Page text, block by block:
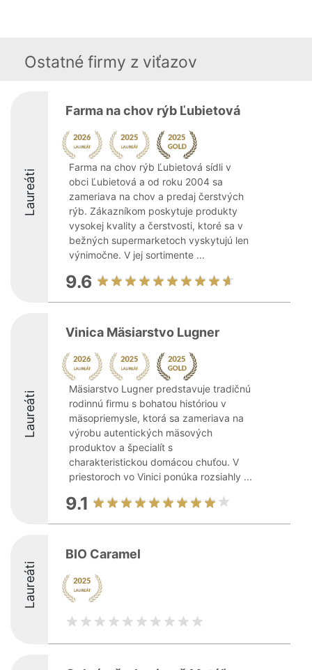
Ostatné firmy z viťazov
Laureáti
Farma na chov rýb Ľubietová
Farma na chov rýb Ľubietová sídli v
obci Ľubietová a od roku 2004 sa
zameriava na chov a predaj čerstvých
rýb. Zákazníkom poskytuje produkty
vysokej kvality a čerstvosti, ktoré sa v
bežných supermarketoch vyskytujú len
výnimočne. V jej sortimente ...
9.6
Laureáti
Vinica Mäsiarstvo Lugner
Mäsiarstvo Lugner predstavuje tradičnú
rodinnú firmu s bohatou históriou v
mäsopriemysle, ktorá sa zameriava na
výrobu autentických mäsových
produktov a špecialít s
charakteristickou domácou chuťou. V
priestoroch vo Vinici ponúka rozsiahly ...
9.1
Laureáti
BIO Caramel